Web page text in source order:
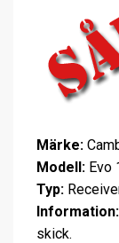
Märke:
Modell: Evo
Typ:
Information:
skick.